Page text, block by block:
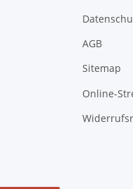
AGB
Sitemap
Online-